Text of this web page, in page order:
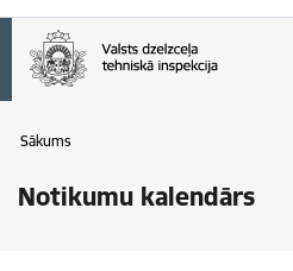
Sākums
Notikumu kalendārs